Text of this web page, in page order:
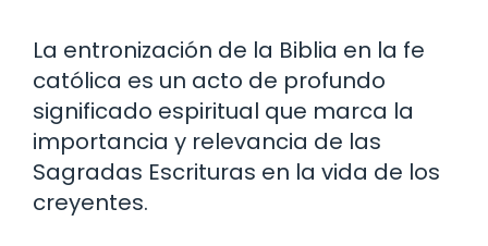
La entronización de la Biblia en la fe
católica es un acto de profundo
significado espiritual que marca la
importancia y relevancia de las
Sagradas Escrituras en la vida de los
creyentes.